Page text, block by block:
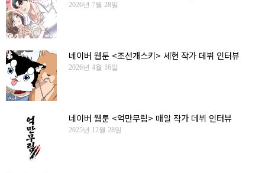
2026년 7월 28일
네이버 웹툰 <조선개스키> 세현 작가 데뷔 인터뷰
2026년 4월 16일
네이버 웹툰 <억만무림> 매일 작가 데뷔 인터뷰
2025년 12월 28일